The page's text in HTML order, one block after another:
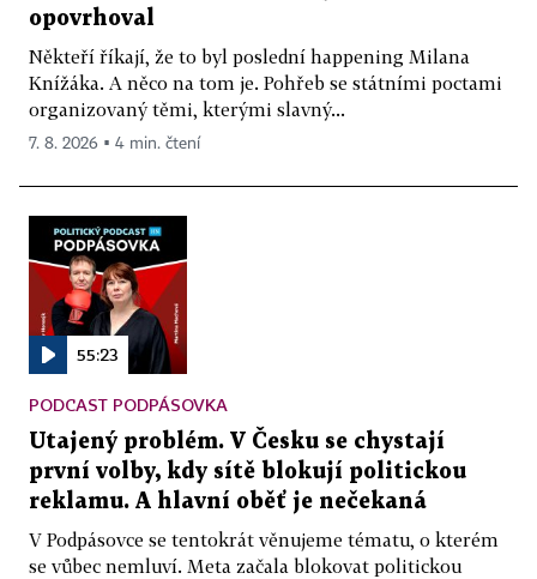
opovrhoval
Někteří říkají, že to byl poslední happening Milana
Knížáka. A něco na tom je. Pohřeb se státními poctami
organizovaný těmi, kterými slavný...
7. 8. 2026 ▪ 4 min. čtení
55:23
PODCAST PODPÁSOVKA
Utajený problém. V Česku se chystají
první volby, kdy sítě blokují politickou
reklamu. A hlavní oběť je nečekaná
V Podpásovce se tentokrát věnujeme tématu, o kterém
se vůbec nemluví. Meta začala blokovat politickou